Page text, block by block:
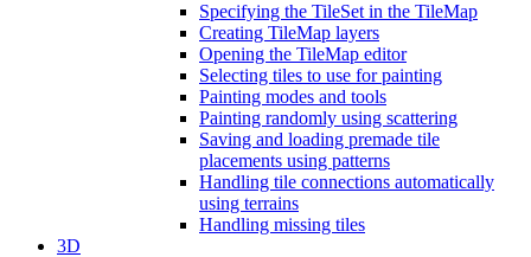
Specifying the TileSet in the TileMap
Creating TileMap layers
Opening the TileMap editor
Selecting tiles to use for painting
Painting modes and tools
Painting randomly using scattering
Saving and loading premade tile
placements using patterns
Handling tile connections automatically
using terrains
Handling missing tiles
3D